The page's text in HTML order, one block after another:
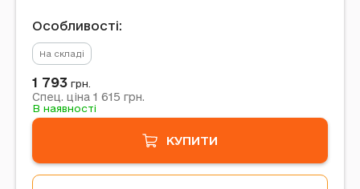
Особливості:
На складі
1 793 грн.
Спец. ціна 1 615 грн.
В наявності
КУПИТИ